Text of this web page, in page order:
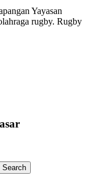
Yayasan
rugby. Rugby
Search